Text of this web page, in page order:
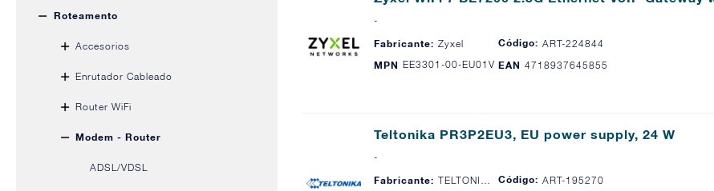
Roteamento
Accesorios
Enrutador Cableado
Router WiFi
Modem - Router
ADSL/VDSL
-
Fabricante: Zyxel Código: ART-224844
MPN
EE3301-00-EU01V1F
EAN 4718937645855
Teltonika PR3P2EU3, EU power supply, 24 W
-
Fabricante:
Código: ART-195270